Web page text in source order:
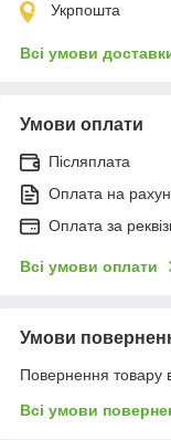
Укрпошта
Всі умови
Умови оплати
Післяплата
Оплата на
Оплата за
Всі умови оплати
Умови
Повернення товару
Всі умови